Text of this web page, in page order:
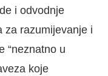
i odvodnje
za razumijevanje i
“neznatno u
koje